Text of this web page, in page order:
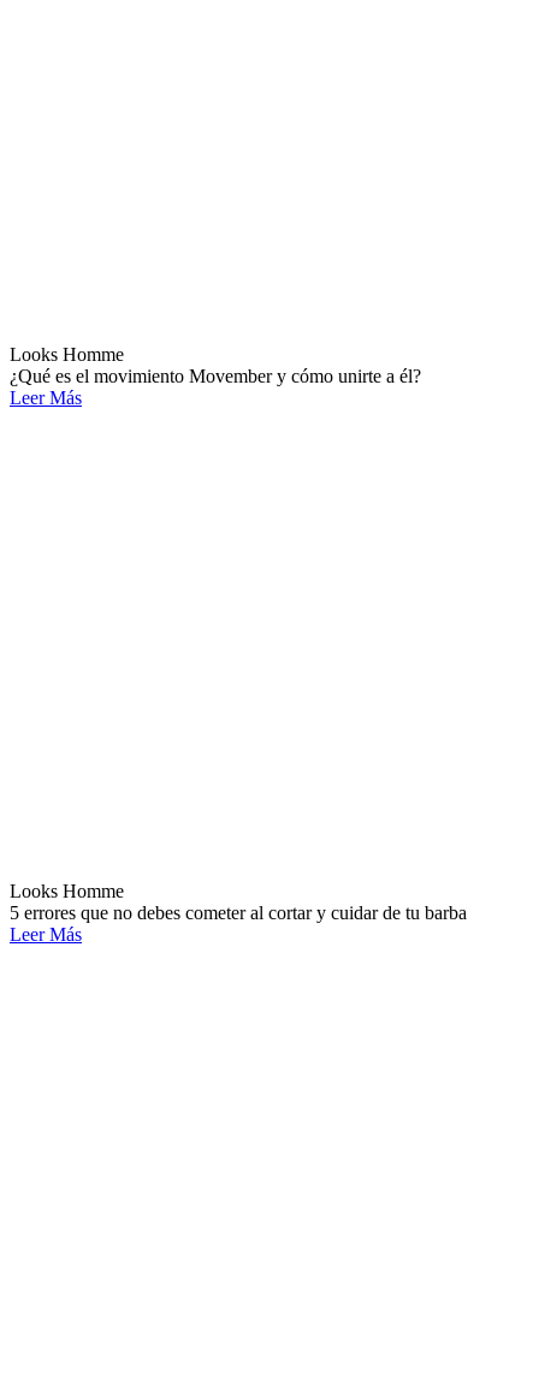
Looks Homme
¿Qué es el movimiento Movember y cómo unirte a él?
Leer Más
Looks Homme
5 errores que no debes cometer al cortar y cuidar de tu barba
Leer Más